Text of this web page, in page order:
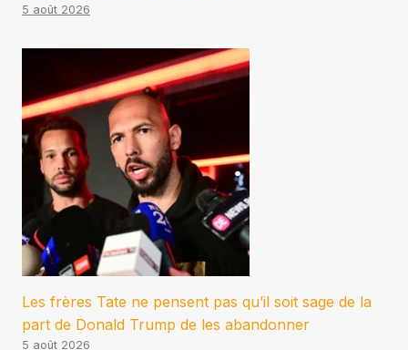
5 août 2026
Les frères Tate ne pensent pas qu’il soit sage de la
part de Donald Trump de les abandonner
5 août 2026